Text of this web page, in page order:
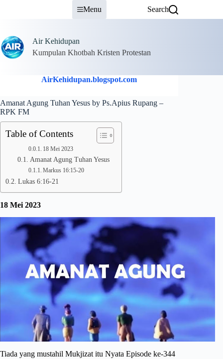
Menu Search
Air Kehidupan
Kumpulan Khotbah Kristen Protestan
AirKehidupan.blogspot.com
Amanat Agung Tuhan Yesus by Ps.Apius Rupang –
RPK FM
Table of Contents
18 Mei 2023
Amanat Agung Tuhan Yesus
Markus 16:15-20
Lukas 6:16-21
18 Mei 2023
Tiada yang mustahil Mukjizat itu Nyata Episode ke-344